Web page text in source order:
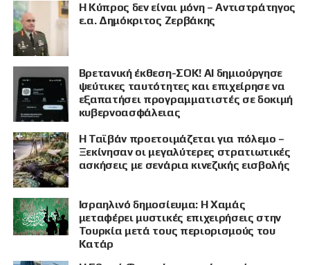
Η Κύπρος δεν είναι μόνη – Αντιστράτηγος
ε.α. Δημόκριτος Ζερβάκης
Βρετανική έκθεση-ΣΟΚ! AI δημιούργησε
ψεύτικες ταυτότητες και επιχείρησε να
εξαπατήσει προγραμματιστές σε δοκιμή
κυβερνοασφάλειας
Η Ταϊβάν προετοιμάζεται για πόλεμο –
Ξεκίνησαν οι μεγαλύτερες στρατιωτικές
ασκήσεις με σενάρια κινεζικής εισβολής
Ισραηλινό δημοσίευμα: Η Χαμάς
μεταφέρει μυστικές επιχειρήσεις στην
Τουρκία μετά τους περιορισμούς του
Κατάρ